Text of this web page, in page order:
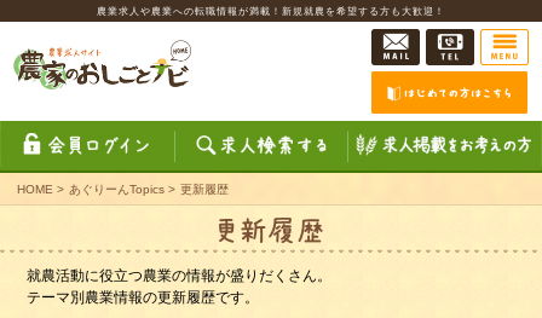
農業求人や農業への転職情報が満載！新規就農を希望する方も大歓迎！
HOME > あぐりーんTopics > 更新履歴
就農活動に役立つ農業の情報が盛りだくさん。
テーマ別農業情報の更新履歴です。